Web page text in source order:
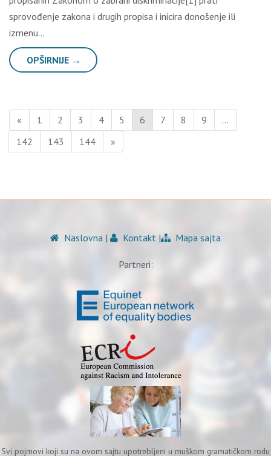
sprovođenje zakona i drugih propisa i inicira donošenje ili
izmenu…
OPŠIRNIJE →
« 1 2 3 4 5 6 7 8 9
…
142
143 144 »
Naslovna | Kontakt | Mapa sajta
Partneri:
Svi pojmovi koji su na ovom sajtu upotrebljeni u muškom gramatičkom rodu